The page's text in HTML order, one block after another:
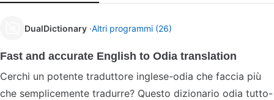
DualDictionary Altri programmi (26)
Fast and accurate English to Odia translation
Cerchi un potente traduttore inglese-odia che faccia più
che semplicemente tradurre? Questo dizionario odia tutto-